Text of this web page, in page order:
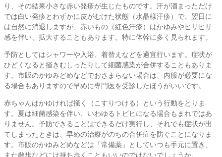
り、その結果小さな赤い発疹が生じたものです。汗が溜まっただけ
では白い発疹とわずかに皮がむけた状態（水晶様汗疹）で、翌日に
は自然に消退しますが、赤いもの（紅色汗疹）はかゆみやヒリヒリ
感を伴い、拡大することもあります。特に体幹に多く見られます。
予防としてはシャワーや入浴、着替えなどを適宜行います。症状が
ひどくなると掻きむしったりして細菌感染が合併することもありま
す。市販のかゆみどめなどでおさまらない場合は、内服が必要にな
る場合もありますので早めに専門医を受診したほうがいいです。
赤ちゃんはかゆければ掻く（こすりつける）という行動をとりま
す。夏は細菌感染を伴い、いわゆるトビヒになる場合もまれではあ
りません。予防できることはできるだけ実行し、それでも症状が出
てしまったときは、早めの治療がのちの合併症を防ぐことになりま
す。市販のかゆみどめなどは「常備薬」としていつも手元に置き、
また散歩などには持ち歩くこともいいのではないでしょうか。